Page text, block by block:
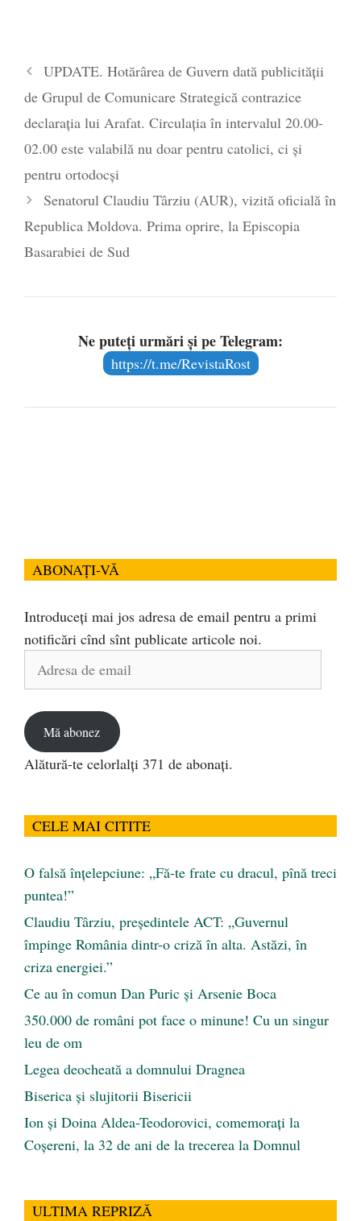
UPDATE. Hotărârea de Guvern dată publicității
de Grupul de Comunicare Strategică contrazice
declarația lui Arafat. Circulația în intervalul 20.00-
02.00 este valabilă nu doar pentru catolici, ci și
pentru ortodocși
Senatorul Claudiu Târziu (AUR), vizită oficială în
Republica Moldova. Prima oprire, la Episcopia
Basarabiei de Sud
Ne puteți urmări și pe Telegram:
https://t.me/RevistaRost
ABONAȚI-VĂ
Introduceți mai jos adresa de email pentru a primi
notificări cînd sînt publicate articole noi.
Adresa
Mă abonez
Alătură-te celorlalți 371 de abonați.
CELE MAI CITITE
O falsă înțelepciune: „Fă-te frate cu dracul, pînă treci
puntea!”
Claudiu Târziu, președintele ACT: „Guvernul
împinge România dintr-o criză în alta. Astăzi, în
criza energiei.”
Ce au în comun Dan Puric şi Arsenie Boca
350.000 de români pot face o minune! Cu un singur
leu de om
Legea deocheată a domnului Dragnea
Biserica și slujitorii Bisericii
Ion și Doina Aldea-Teodorovici, comemorați la
Coșereni, la 32 de ani de la trecerea la Domnul
ULTIMA REPRIZĂ